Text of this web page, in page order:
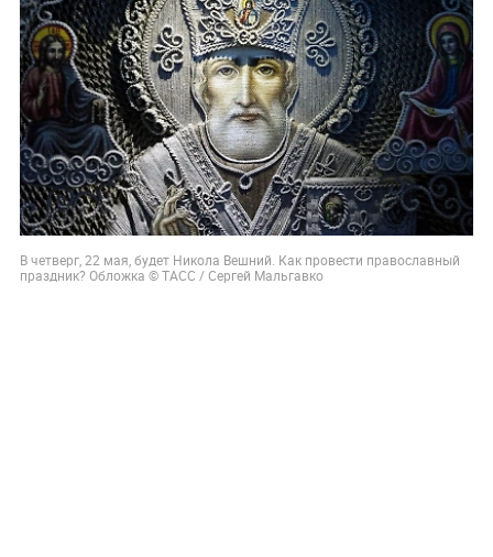
В четверг, 22 мая, будет Никола Вешний. Как провести православный
праздник? Обложка © ТАСС / Сергей Мальгавко